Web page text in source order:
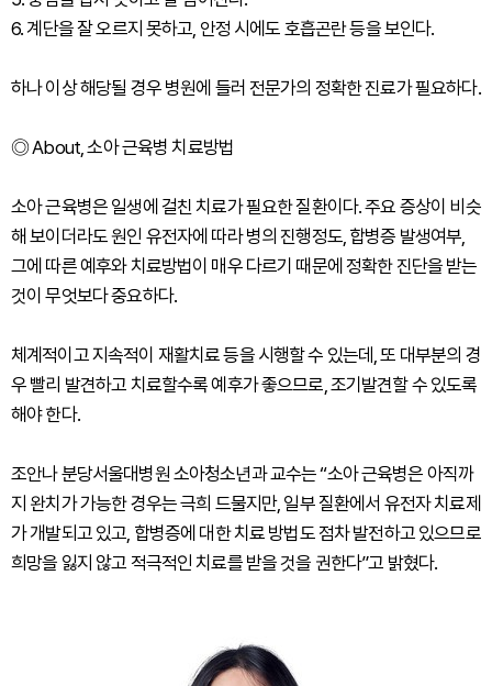
6. 계단을 잘 오르지 못하고, 안정 시에도 호흡곤란 등을 보인다.
하나 이상 해당될 경우 병원에 들러 전문가의 정확한 진료가 필요하다.
◎ About, 소아 근육병 치료방법
소아 근육병은 일생에 걸친 치료가 필요한 질환이다. 주요 증상이 비슷
해 보이더라도 원인 유전자에 따라 병의 진행정도, 합병증 발생여부,
그에 따른 예후와 치료방법이 매우 다르기 때문에 정확한 진단을 받는
것이 무엇보다 중요하다.
체계적이고 지속적이 재활치료 등을 시행할 수 있는데, 또 대부분의 경
우 빨리 발견하고 치료할수록 예후가 좋으므로, 조기발견할 수 있도록
해야 한다.
조안나 분당서울대병원 소아청소년과 교수는 “소아 근육병은 아직까
지 완치가 가능한 경우는 극희 드물지만, 일부 질환에서 유전자 치료제
가 개발되고 있고, 합병증에 대한 치료 방법도 점차 발전하고 있으므로
희망을 잃지 않고 적극적인 치료를 받을 것을 권한다”고 밝혔다.